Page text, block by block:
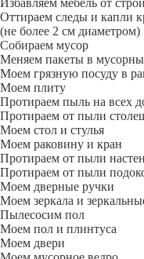
Избавляем мебель от
Оттираем следы и капли
(не более 2 см диаметром)
Собираем мусор
Меняем пакеты в
Моем грязную посуду в
Моем плиту
Протираем пыль на всех
Протираем от пыли
Моем стол и стулья
Моем раковину и кран
Протираем от пыли
Протираем от пыли
Моем дверные ручки
Моем зеркала и
Пылесосим пол
Моем пол и плинтуса
Моем двери